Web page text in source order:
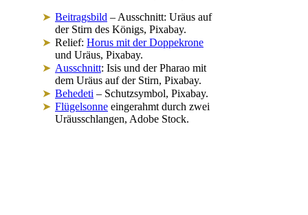
Beitragsbild – Ausschnitt: Uräus auf
der Stirn des Königs, Pixabay.
Relief: Horus mit der Doppekrone
und Uräus, Pixabay.
Ausschnitt: Isis und der Pharao mit
dem Uräus auf der Stirn, Pixabay.
Behedeti – Schutzsymbol, Pixabay.
Flügelsonne eingerahmt durch zwei
Uräusschlangen, Adobe Stock.